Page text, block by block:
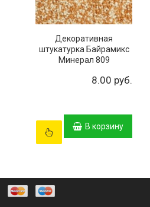
Декоративная
штукатурка Байрамикс
Минерал 809
8.00 руб.
В корзину